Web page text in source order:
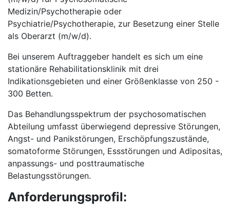
Medizin/Psychotherapie oder
Psychiatrie/Psychotherapie, zur Besetzung einer Stelle
als Oberarzt (m/w/d).
Bei unserem Auftraggeber handelt es sich um eine
stationäre Rehabilitationsklinik mit drei
Indikationsgebieten und einer Größenklasse von 250 -
300 Betten.
Das Behandlungsspektrum der psychosomatischen
Abteilung umfasst überwiegend depressive Störungen,
Angst- und Panikstörungen, Erschöpfungszustände,
somatoforme Störungen, Essstörungen und Adipositas,
anpassungs- und posttraumatische
Belastungsstörungen.
Anforderungsprofil: